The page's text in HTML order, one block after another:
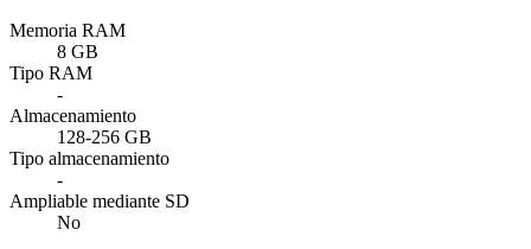
Memoria RAM
8 GB
Tipo RAM
-
Almacenamiento
128-256 GB
Tipo almacenamiento
-
Ampliable mediante SD
No